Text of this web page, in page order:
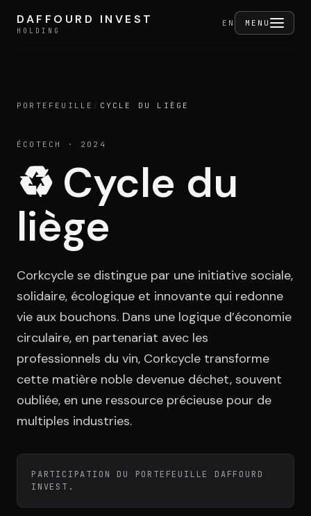
DAFFOURD INVEST
HOLDING
EN MENU
DAFFOURD INVEST
HOLDING
Portefeuille
Activités
Équipe
Témoignages
Contact
PORTEFEUILLE / CYCLE DU LIÈGE
ÉCOTECH · 2024
♻️ Cycle du
liège
Corkcycle se distingue par une initiative sociale,
solidaire, écologique et innovante qui redonne
vie aux bouchons. Dans une logique d’économie
circulaire, en partenariat avec les
professionnels du vin, Corkcycle transforme
cette matière noble devenue déchet, souvent
oubliée, en une ressource précieuse pour de
multiples industries.
PARTICIPATION DU PORTEFEUILLE DAFFOURD
INVEST.